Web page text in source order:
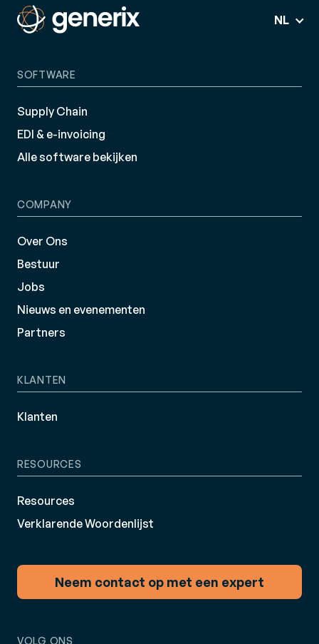
NL
SOFTWARE
Supply Chain
EDI & e-invoicing
Alle software bekijken
COMPANY
Over Ons
Bestuur
Jobs
Nieuws en evenementen
Partners
KLANTEN
Klanten
RESOURCES
Resources
Verklarende Woordenlijst
Neem contact op met een expert
VOLG ONS